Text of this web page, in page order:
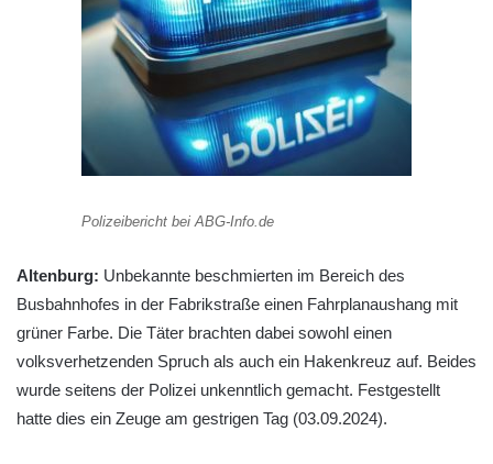
Polizeibericht bei ABG-Info.de
Altenburg: Unbekannte beschmierten im Bereich des
Busbahnhofes in der Fabrikstraße einen Fahrplanaushang mit
grüner Farbe. Die Täter brachten dabei sowohl einen
volksverhetzenden Spruch als auch ein Hakenkreuz auf. Beides
wurde seitens der Polizei unkenntlich gemacht. Festgestellt
hatte dies ein Zeuge am gestrigen Tag (03.09.2024).